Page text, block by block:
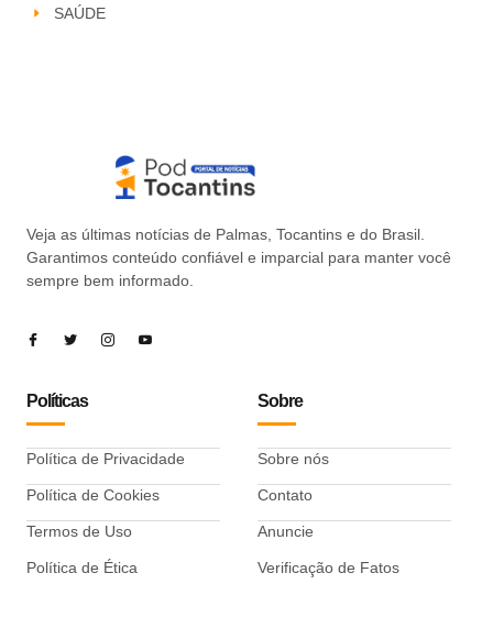
SAÚDE
Veja as últimas notícias de Palmas, Tocantins e do Brasil.
Garantimos conteúdo confiável e imparcial para manter você
sempre bem informado.
Políticas
Política de Privacidade
Política de Cookies
Termos de Uso
Política de Ética
Sobre
Sobre nós
Contato
Anuncie
Verificação de Fatos